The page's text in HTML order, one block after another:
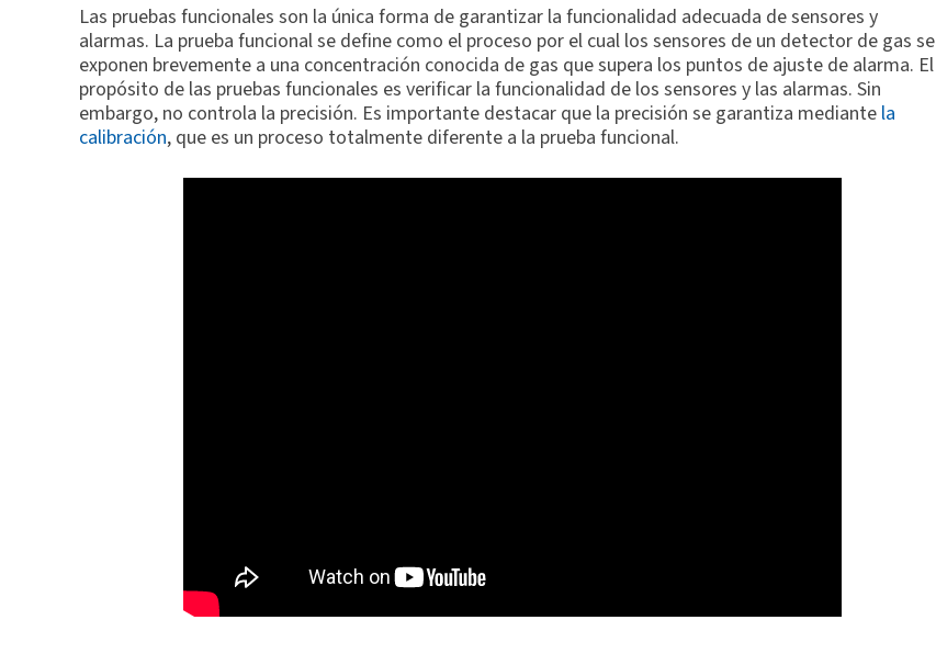
Las pruebas funcionales son la única forma de garantizar la funcionalidad adecuada de sensores y
alarmas. La prueba funcional se define como el proceso por el cual los sensores de un detector de gas se
exponen brevemente a una concentración conocida de gas que supera los puntos de ajuste de alarma. El
propósito de las pruebas funcionales es verificar la funcionalidad de los sensores y las alarmas. Sin
embargo, no controla la precisión. Es importante destacar que la precisión se garantiza mediante la
calibración, que es un proceso totalmente diferente a la prueba funcional.